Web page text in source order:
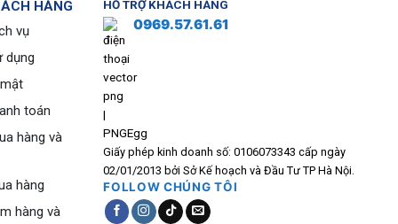
HÀNG
vụ
dụng
toán
hàng và
hàng
hàng và
HỖ TRỢ KHÁCH HÀNG
0969.57.61.61
Giấy phép kinh doanh số: 0106073343 cấp ngày
02/01/2013 bởi Sở Kế hoạch và Đầu Tư TP Hà Nội.
FOLLOW CHÚNG TÔI